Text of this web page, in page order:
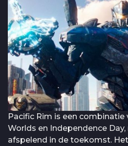
Pacific Rim is een combinatie
Worlds en Independence
afspelend in de toekomst.